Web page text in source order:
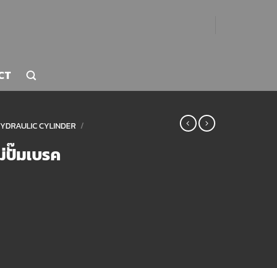
CYLINDER /
ปั๊มเบรค